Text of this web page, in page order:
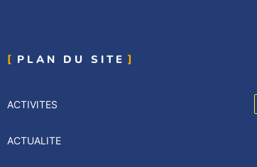
PLAN DU SITE
ACTIVITES
ACTUALITE